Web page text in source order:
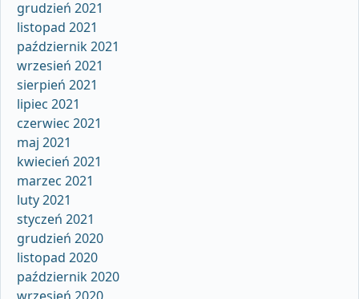
grudzień 2021
listopad 2021
październik 2021
wrzesień 2021
sierpień 2021
lipiec 2021
czerwiec 2021
maj 2021
kwiecień 2021
marzec 2021
luty 2021
styczeń 2021
grudzień 2020
listopad 2020
październik 2020